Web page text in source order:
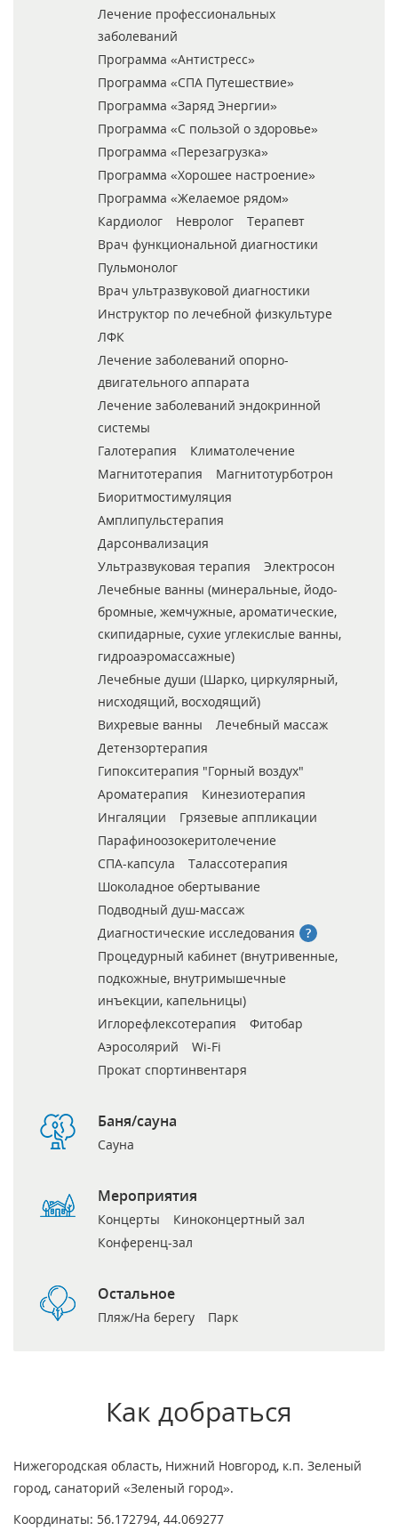
Лечение профессиональных
заболеваний
Программа «Антистресс»
Программа «СПА Путешествие»
Программа «Заряд Энергии»
Программа «С пользой о здоровье»
Программа «Перезагрузка»
Программа «Хорошее настроение»
Программа «Желаемое рядом»
Кардиолог
Невролог
Терапевт
Врач функциональной диагностики
Пульмонолог
Врач ультразвуковой диагностики
Инструктор по лечебной физкультуре
ЛФК
Лечение заболеваний опорно-
двигательного аппарата
Лечение заболеваний эндокринной
системы
Галотерапия
Климатолечение
Магнитотерапия
Магнитотурботрон
Биоритмостимуляция
Амплипульстерапия
Дарсонвализация
Ультразвуковая терапия
Электросон
Лечебные ванны (минеральные, йодо-
бромные, жемчужные, ароматические,
скипидарные, сухие углекислые ванны,
гидроаэромассажные)
Лечебные души (Шарко, циркулярный,
нисходящий, восходящий)
Вихревые ванны
Лечебный массаж
Детензортерапия
Гипокситерапия "Горный воздух"
Ароматерапия
Кинезиотерапия
Ингаляции
Грязевые аппликации
Парафиноозокеритолечение
СПА-капсула
Талассотерапия
Шоколадное обертывание
Подводный душ-массаж
Диагностические исследования
Процедурный кабинет (внутривенные,
подкожные, внутримышечные
инъекции, капельницы)
Иглорефлексотерапия
Фитобар
Аэросолярий
Wi-Fi
Прокат спортинвентаря
Баня/сауна
Сауна
Мероприятия
Концерты
Киноконцертный зал
Конференц-зал
Остальное
Пляж/На берегу Парк
Как добраться
Нижегородская область, Нижний Новгород, к.п. Зеленый
город, санаторий «Зеленый город».
Координаты: 56.172794, 44.069277